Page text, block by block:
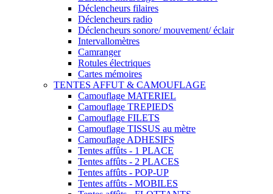
Déclencheurs filaires
Déclencheurs radio
Déclencheurs sonore/ mouvement/ éclair
Intervallomètres
Camranger
Rotules électriques
Cartes mémoires
TENTES AFFUT & CAMOUFLAGE
Camouflage MATERIEL
Camouflage TREPIEDS
Camouflage FILETS
Camouflage TISSUS au mètre
Camouflage ADHESIFS
Tentes affûts - 1 PLACE
Tentes affûts - 2 PLACES
Tentes affûts - POP-UP
Tentes affûts - MOBILES